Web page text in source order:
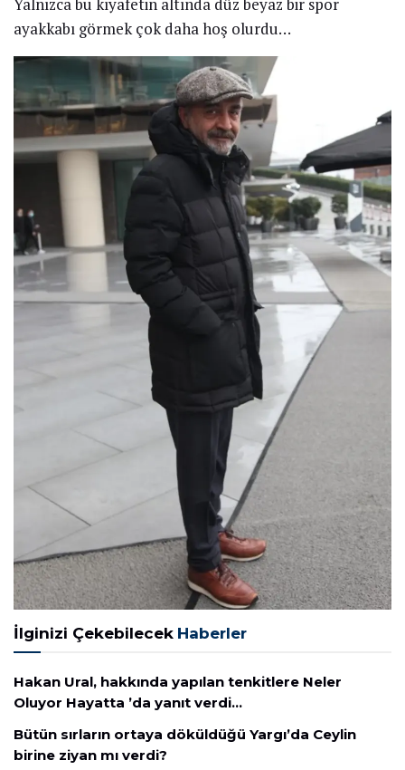
ayakkabı görmek çok daha hoş olurdu…
İlginizi Çekebilecek Haberler
Hakan Ural, hakkında yapılan tenkitlere Neler
Oluyor Hayatta ’da yanıt verdi…
Bütün sırların ortaya döküldüğü Yargı’da Ceylin
birine ziyan mı verdi?